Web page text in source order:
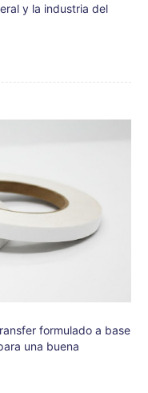
y la industria del
formulado a base
una buena